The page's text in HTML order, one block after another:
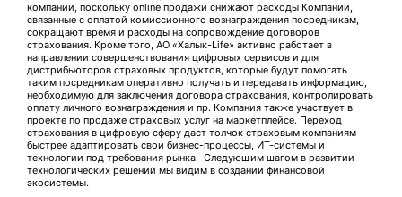
компании, поскольку online продажи снижают расходы Компании,
связанные с оплатой комиссионного вознаграждения посредникам,
сокращают время и расходы на сопровождение договоров
страхования. Кроме того, АО «Халык-Life» активно работает в
направлении совершенствования цифровых сервисов и для
дистрибьюторов страховых продуктов, которые будут помогать
таким посредникам оперативно получать и передавать информацию,
необходимую для заключения договора страхования, контролировать
оплату личного вознаграждения и пр. Компания также участвует в
проекте по продаже страховых услуг на маркетплейсе. Переход
страхования в цифровую сферу даст толчок страховым компаниям
быстрее адаптировать свои бизнес-процессы, ИТ-системы и
технологии под требования рынка. Следующим шагом в развитии
технологических решений мы видим в создании финансовой
экосистемы.